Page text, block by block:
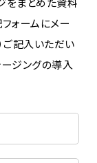
ォームにメー
ご記入いただい
ジングの導入